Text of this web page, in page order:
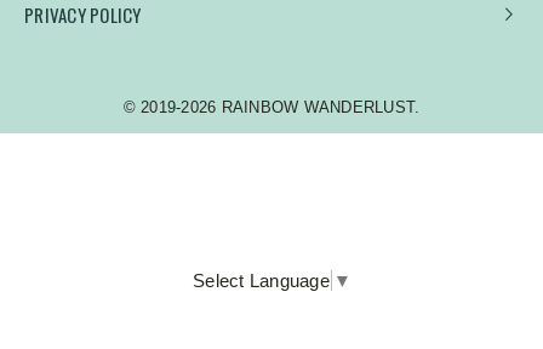
Select Language ▼
PRIVACY POLICY
© 2019-2026 RAINBOW WANDERLUST.